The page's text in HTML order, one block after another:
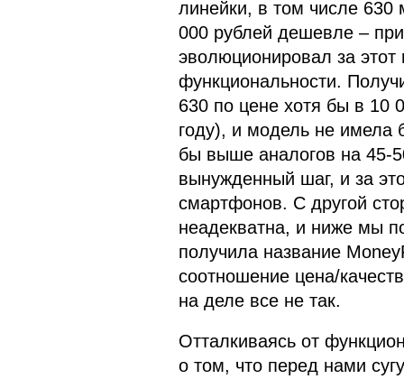
линейки, в том числе 630
000 рублей дешевле –
эволюционировал за
функциональности.
630 по цене хотя бы в 10
году), и модель не имела
бы выше аналогов на 45-
вынужденный шаг, и за
смартфонов. С другой
неадекватна, и ниже мы
получила название
соотношение цена/
на деле все не так.
Отталкиваясь от
о том, что перед нами